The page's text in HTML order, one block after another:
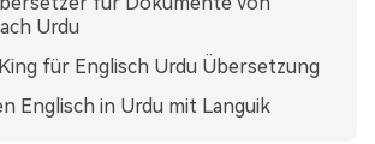
Urdu
für Englisch Urdu Übersetzung
Englisch in Urdu mit Languik